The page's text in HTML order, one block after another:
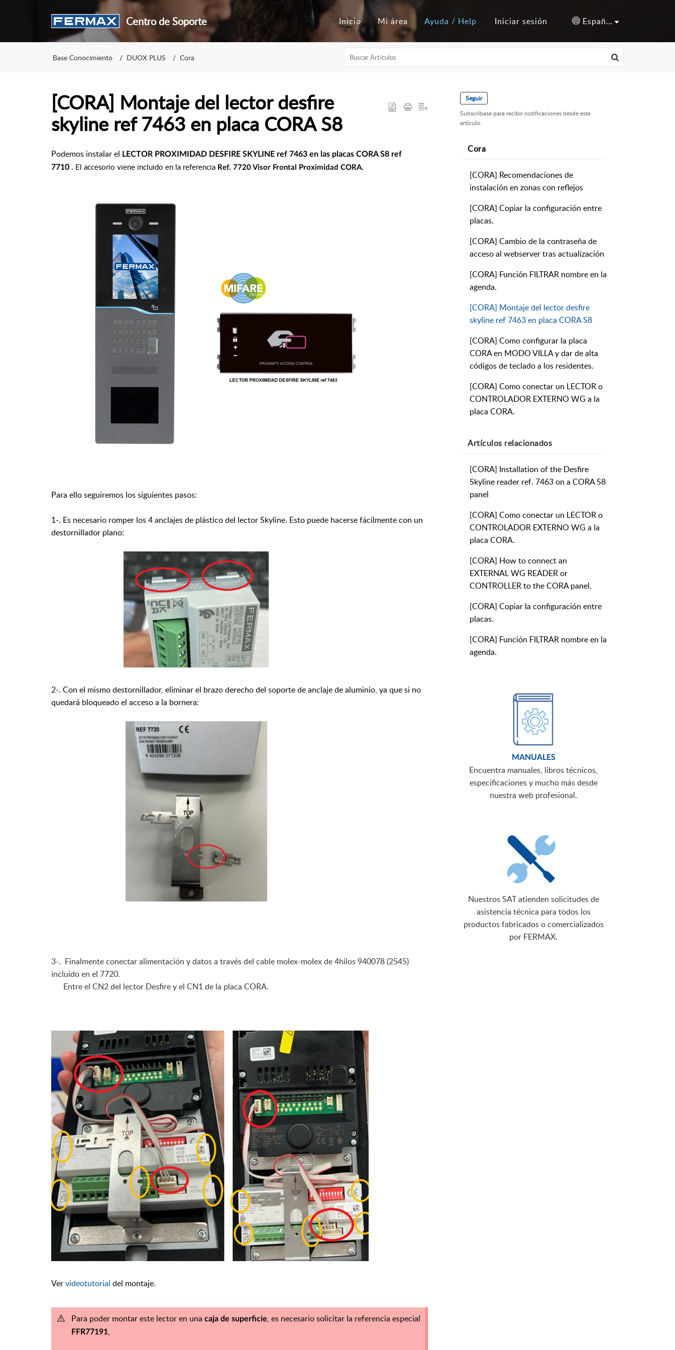
Centro de Soporte Inicio Mi área Ayuda / Help Iniciar sesión Español (España)
Base Conocimiento DUOX PLUS Cora
[CORA] Montaje del lector desfire
skyline ref 7463 en placa CORA S8
Podemos instalar el LECTOR PROXIMIDAD DESFIRE SKYLINE ref 7463 en las placas CORA S8 ref
7710 . El accesorio viene incluido en la referencia Ref. 7720 Visor Frontal Proximidad CORA.
Para ello seguiremos los siguientes pasos:
1-. Es necesario romper los 4 anclajes de plástico del lector Skyline. Esto puede hacerse fácilmente con un
destornillador plano:
2-. Con el mismo destornillador, eliminar el brazo derecho del soporte de anclaje de aluminio, ya que si no
quedará bloqueado el acceso a la bornera:
3-. Finalmente conectar alimentación y datos a través del cable molex-molex de 4hilos 940078 (2545)
incluido en el 7720.
Entre el CN2 del lector Desfire y el CN1 de la placa CORA.
Vervideotutorial del montaje.
Para poder montar este lector en una caja de superficie, es necesario solicitar la referencia especial
FFR77191,
Seguir
Subscríbase para recibir notificaciones desde este
artículo.
Cora
[CORA] Recomendaciones de
instalación en zonas con reflejos
[CORA] Copiar la configuración entre
placas.
[CORA] Cambio de la contraseña de
acceso al webserver tras actualización
[CORA] Función FILTRAR nombre en la
agenda.
[CORA] Montaje del lector desfire
skyline ref 7463 en placa CORA S8
[CORA] Como configurar la placa
CORA en MODO VILLA y dar de alta
códigos de teclado a los residentes.
[CORA] Como conectar un LECTOR o
CONTROLADOR EXTERNO WG a la
placa CORA.
Artículos relacionados
[CORA] Installation of the Desfire
Skyline reader ref. 7463 on a CORA S8
panel
[CORA] Como conectar un LECTOR o
CONTROLADOR EXTERNO WG a la
placa CORA.
[CORA] How to connect an
EXTERNAL WG READER or
CONTROLLER to the CORA panel.
[CORA] Copiar la configuración entre
placas.
[CORA] Función FILTRAR nombre en la
agenda.
MANUALES
Encuentra manuales, libros técnicos,
especificaciones y mucho más desde
nuestra web profesional.
Nuestros SAT atienden solicitudes de
asistencia técnica para todos los
productos fabricados o comercializados
por FERMAX.